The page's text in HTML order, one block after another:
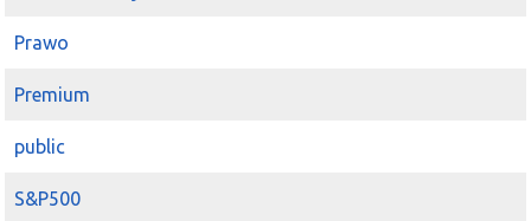
Prawo
Premium
public
S&P500